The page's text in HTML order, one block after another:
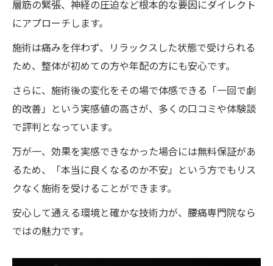
層筋の緊張、神経の圧迫など根本的な要因にダイレクト
にアプローチします。
施術は痛みを伴わず、リラックスした状態で受けられる
ため、整体が初めての方や年配の方にも安心です。
さらに、施術後の変化をその場で体感できる「一回で劇
的改善」という実感値の高さが、多くの口コミや体験談
で評判となっています。
万が一、効果を実感できなかった場合には無料保証があ
るため、「本当に良くなるのか不安」という方でもリス
クなく施術を受けることができます。
安心して通える環境と確かな技術力が、腰痛専門院なら
ではの魅力です。